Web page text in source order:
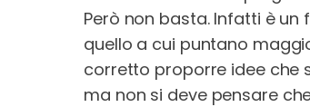
Però non basta. Infatti è
quello a cui puntano
corretto proporre idee che
ma non si deve pensare